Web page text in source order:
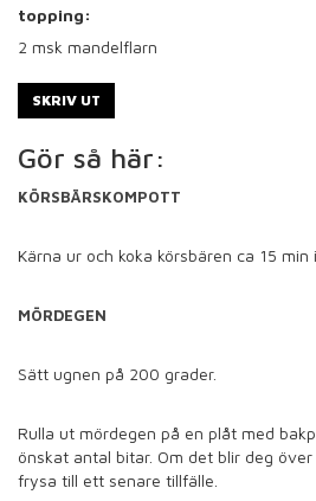
topping:
2 msk mandelflarn
SKRIV UT
Gör så här:
KÖRSBÄRSKOMPOTT
Kärna ur och koka körsbären ca 15 min
MÖRDEGEN
Sätt ugnen på 200 grader.
Rulla ut mördegen på en plåt med
önskat antal bitar. Om det blir deg
frysa till ett senare tillfälle.